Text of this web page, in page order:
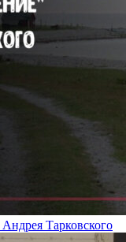
Тарковского